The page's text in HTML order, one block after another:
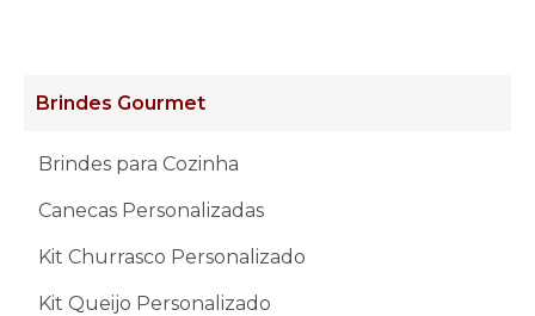
Brindes Gourmet
Brindes para Cozinha
Canecas Personalizadas
Kit Churrasco Personalizado
Kit Queijo Personalizado